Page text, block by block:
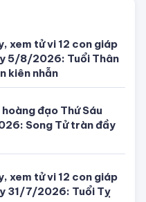
xấu ngày hôm nay
Lịch âm dương hôm
xem tử vi 12 con giáp
5/8/2026: Tuổi Thân
kiên nhẫn
thì thanh niên (áo
bạn nhậu đi gặp